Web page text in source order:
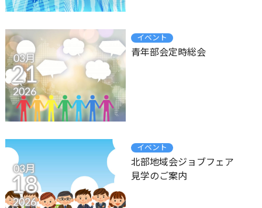
03月
21
2026
イベント
青年部会定時総会
03月
18
2026
イベント
北部地域会ジョブフェア
見学のご案内